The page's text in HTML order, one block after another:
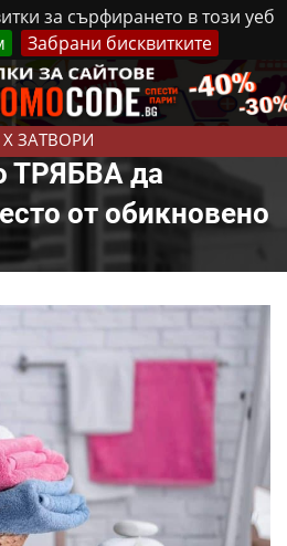
за сърфирането в този уеб
Забрани бисквитките
X ЗАТВОРИ
2026 Реклама Контакти
ТРЯБВА да
от обикновено